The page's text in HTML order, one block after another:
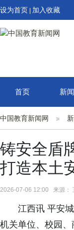
设为首页 加入收藏
首页 新闻
中国教育新闻网
铸安全盾
打造本土
2026-07-06 12:00 来源：
江西讯 平安
机关单位、校园